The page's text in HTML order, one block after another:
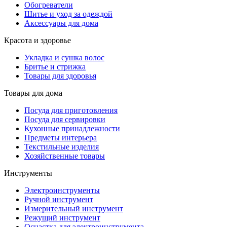
Обогреватели
Шитье и уход за одеждой
Аксессуары для дома
Красота и здоровье
Укладка и сушка волос
Бритье и стрижка
Товары для здоровья
Товары для дома
Посуда для приготовления
Посуда для сервировки
Кухонные принадлежности
Предметы интерьера
Текстильные изделия
Хозяйственные товары
Инструменты
Электроинструменты
Ручной инструмент
Измерительный инструмент
Режущий инструмент